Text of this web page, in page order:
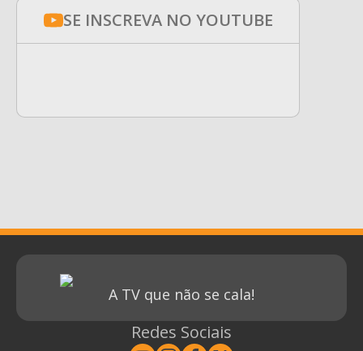
SE INSCREVA NO YOUTUBE
A TV que não se cala!
Redes Sociais